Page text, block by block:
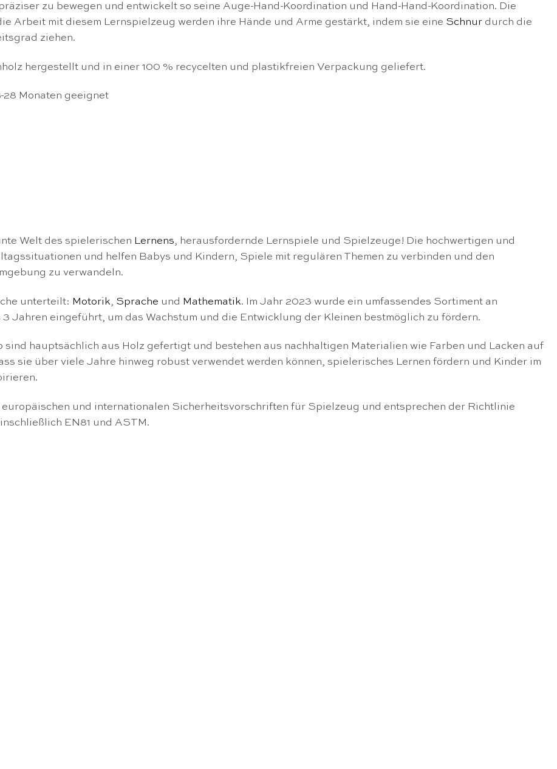
zu bewegen und entwickelt so seine Auge-Hand-Koordination und Hand-Hand-Koordination. Die
Arbeit mit diesem Lernspielzeug werden ihre Hände und Arme gestärkt, indem sie eine Schnur durch die
ziehen.
hergestellt und in einer 100 % recycelten und plastikfreien Verpackung geliefert.
28 Monaten geeignet
Welt des spielerischen Lernens, herausfordernde Lernspiele und Spielzeuge! Die hochwertigen und
und helfen Babys und Kindern, Spiele mit regulären Themen zu verbinden und den
zu verwandeln.
unterteilt: Motorik, Sprache und Mathematik. Im Jahr 2023 wurde ein umfassendes Sortiment an
Jahren eingeführt, um das Wachstum und die Entwicklung der Kleinen bestmöglich zu fördern.
hauptsächlich aus Holz gefertigt und bestehen aus nachhaltigen Materialien wie Farben und Lacken auf
sie über viele Jahre hinweg robust verwendet werden können, spielerisches Lernen fördern und Kinder im
und internationalen Sicherheitsvorschriften für Spielzeug und entsprechen der Richtlinie
EN81 und ASTM.